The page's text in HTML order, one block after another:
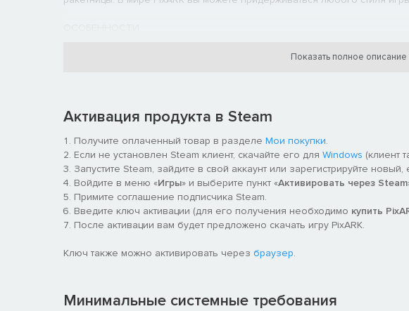
Показать полное описание
Активация продукта в Steam
Получите оплаченный товар в разделе Мои покупки.
Если не установлен Steam клиент, скачайте его для Windows (клиент
Запустите Steam, зайдите в свой аккаунт или зарегистрируйте
Войдите в меню «Игры» и выберите пункт «Активировать через Steam
Примите соглашение подписчика Steam.
Введите ключ активации (для его получения необходимо купить
После активации вам будет предложено скачать игру PixARK.
Ключ также можно активировать через браузер.
Минимальные системные требования